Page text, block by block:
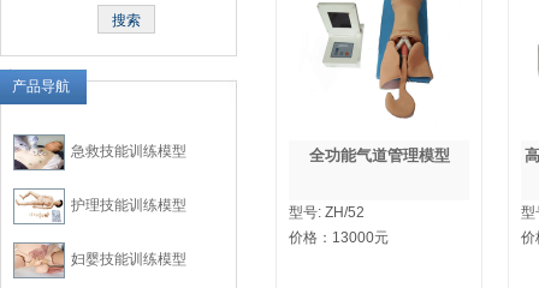
产品导航
急救技能训练模型
护理技能训练模型
妇婴技能训练模型
全功能气道管理模型
型号:ZH/52
价格： 13000元
价